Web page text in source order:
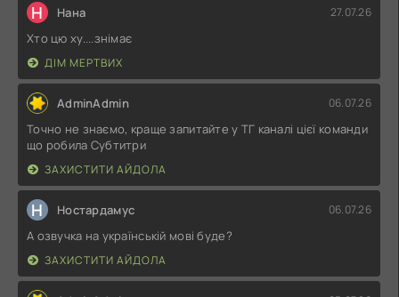
Н Нана 27.07.26
Хто цю ху....знімає
ДІМ МЕРТВИХ
AdminAdmin 06.07.26
Точно не знаємо, краще запитайте у ТГ каналі цієї команди
що робила Субтитри
ЗАХИСТИТИ АЙДОЛА
Н Ностардамус 06.07.26
А озвучка на українській мові буде?
ЗАХИСТИТИ АЙДОЛА